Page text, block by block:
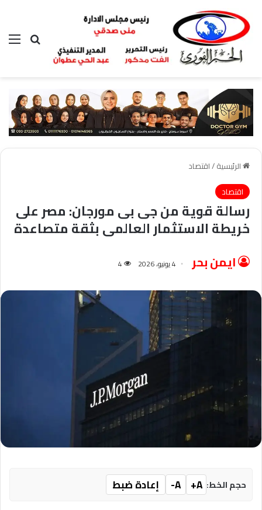
بحث عن
الرئيسية/اقتصاد
اقتصاد
رسالة قوية من جى بى مورجان: مصر على
خريطة الاستثمار العالمى بثقة متصاعدة
ايمن بحر 4 يونيو، 2026 4
حجم الخط: A+
A-
إعادة ضبط